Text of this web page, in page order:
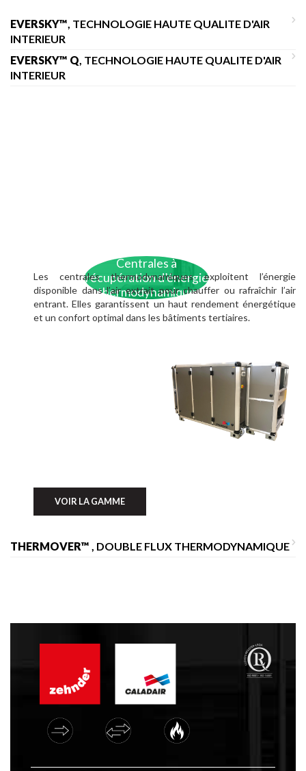
EVERSKY™, TECHNOLOGIE HAUTE QUALITE D'AIR
INTERIEUR
EVERSKY™ Q, TECHNOLOGIE HAUTE QUALITE D'AIR
INTERIEUR
Centrales à
récupération d’énergie
thermodynamique
Les centrales thermodynamiques exploitent l’énergie
disponible dans l’air extrait pour chauffer ou rafraîchir l’air
entrant. Elles garantissent un haut rendement énergétique
et un confort optimal dans les bâtiments tertiaires.
VOIR LA GAMME
THERMOVER™ , DOUBLE FLUX THERMODYNAMIQUE